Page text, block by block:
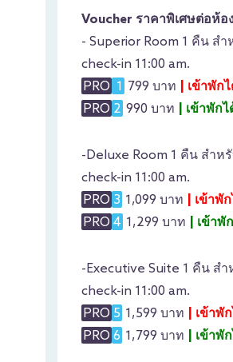
Voucher ราคาพิเศษต่อห้อ
- Superior Room 1 คืน ส
check-in 11:00 am.
PRO 1 799 บาท
| เข้าพั
PRO 2 990 บาท | เข้าพัก
-Deluxe Room 1 คืน สำห
check-in 11:00 am.
PRO 3 1,099 บาท | เข้าพั
PRO 4 1,299 บาท | เข้า
-Executive Suite 1 คืน ส
check-in 11:00 am.
PRO 5 1,599 บาท
| เข้า
PRO 6 1,799 บาท | เข้าพั